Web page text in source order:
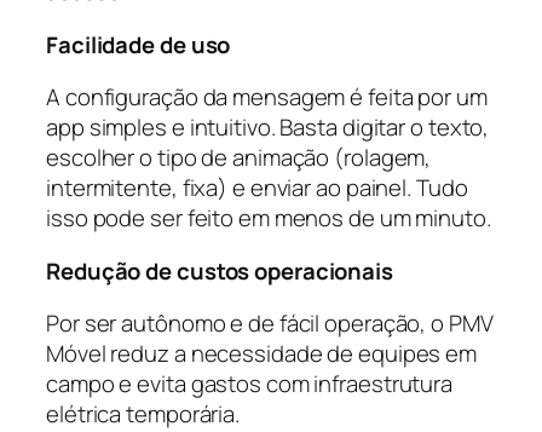
Facilidade de uso
A configuração da mensagem é feita por um
app simples e intuitivo. Basta digitar o texto,
escolher o tipo de animação (rolagem,
intermitente, fixa) e enviar ao painel. Tudo
isso pode ser feito em menos de um minuto.
Redução de custos operacionais
Por ser autônomo e de fácil operação, o PMV
Móvel reduz a necessidade de equipes em
campo e evita gastos com infraestrutura
elétrica temporária.